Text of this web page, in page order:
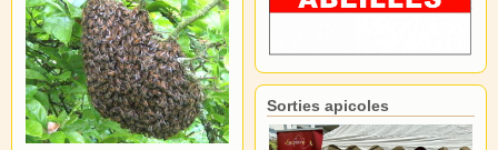
Sorties apicoles